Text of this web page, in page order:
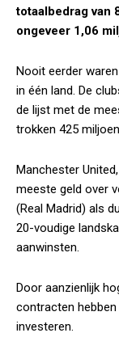
totaalbedrag van
ongeveer 1,06
Nooit eerder
in één land. De
de lijst met de
trokken 425
Manchester
meeste geld over
(Real Madrid) als
20-voudige
aanwinsten.
Door aanzienlijk
contracten
investeren.